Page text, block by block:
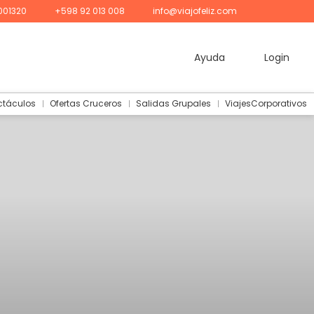
+598 92 013 008 info@viajofeliz.com
Ayuda Login
Ofertas Cruceros Salidas Grupales ViajesCorporativos